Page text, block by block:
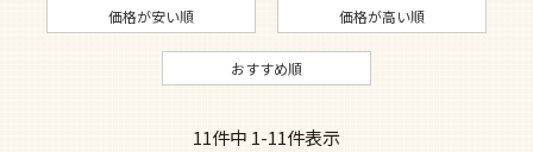
価格が安い順 価格が高い順
おすすめ順
11件中 1-11件表示